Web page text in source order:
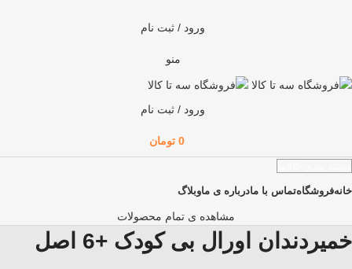
ورود / ثبت نام
منو
ورود / ثبت نام
0 تومان
خانهفروشگاهتماس با مادرباره ی ماوبلاگ
مشاهده ی تمام محصولات
خمیردندان اورال بی کودک +6 اصل